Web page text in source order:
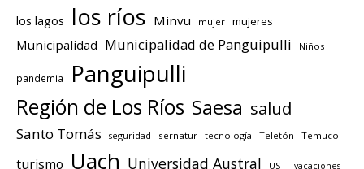
los lagos los ríos Minvu mujer mujeres
Municipalidad Municipalidad de Panguipulli Niños
pandemia Panguipulli
Región de Los Ríos Saesa salud
Santo Tomás seguridad sernatur tecnología Teletón Temuco
turismo Uach Universidad Austral UST vacaciones